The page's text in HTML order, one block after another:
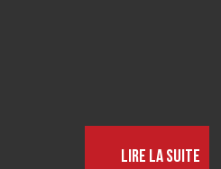
Lire la suite